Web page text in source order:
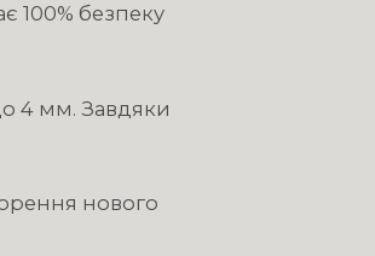
100% безпеку
4 мм. Завдяки
нового